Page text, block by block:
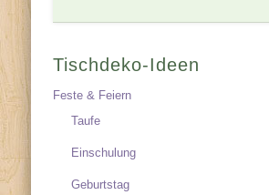
Tischdeko-Ideen
Feste & Feiern
Taufe
Einschulung
Geburtstag